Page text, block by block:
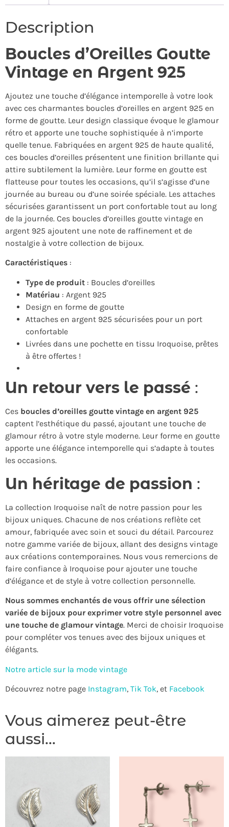
Description
Boucles d’Oreilles Goutte
Vintage en Argent 925
Ajoutez une touche d’élégance intemporelle à votre look
avec ces charmantes boucles d’oreilles en argent 925 en
forme de goutte. Leur design classique évoque le glamour
rétro et apporte une touche sophistiquée à n’importe
quelle tenue. Fabriquées en argent 925 de haute qualité,
ces boucles d’oreilles présentent une finition brillante qui
attire subtilement la lumière. Leur forme en goutte est
flatteuse pour toutes les occasions, qu’il s’agisse d’une
journée au bureau ou d’une soirée spéciale. Les attaches
sécurisées garantissent un port confortable tout au long
de la journée. Ces boucles d’oreilles goutte vintage en
argent 925 ajoutent une note de raffinement et de
nostalgie à votre collection de bijoux.
Caractéristiques :
Type de produit : Boucles d’oreilles
Matériau : Argent 925
Design en forme de goutte
Attaches en argent 925 sécurisées pour un port
confortable
Livrées dans une pochette en tissu Iroquoise, prêtes
à être offertes !
Un retour vers le passé :
Ces boucles d’oreilles goutte vintage en argent 925
captent l’esthétique du passé, ajoutant une touche de
glamour rétro à votre style moderne. Leur forme en goutte
apporte une élégance intemporelle qui s’adapte à toutes
les occasions.
Un héritage de passion :
La collection Iroquoise naît de notre passion pour les
bijoux uniques. Chacune de nos créations reflète cet
amour, fabriquée avec soin et souci du détail. Parcourez
notre gamme variée de bijoux, allant des designs vintage
aux créations contemporaines. Nous vous remercions de
faire confiance à Iroquoise pour ajouter une touche
d’élégance et de style à votre collection personnelle.
Nous sommes enchantés de vous offrir une sélection
variée de bijoux pour exprimer votre style personnel avec
une touche de glamour vintage. Merci de choisir Iroquoise
pour compléter vos tenues avec des bijoux uniques et
élégants.
Notre article sur la mode vintage
Découvrez notre page Instagram, Tik Tok, et Facebook
Vous aimerez peut-être
aussi…